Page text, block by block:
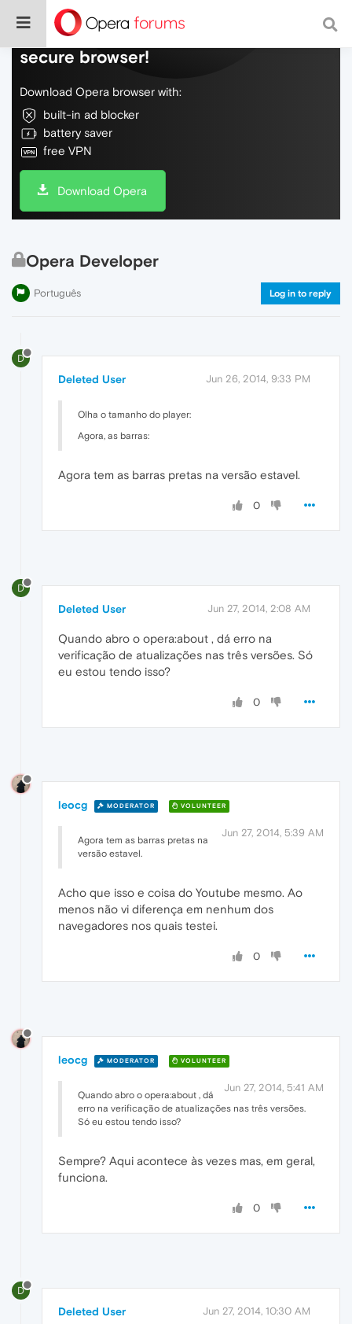
Do more on the web, with a fast and
secure browser!
Download Opera browser with:
built-in ad blocker
battery saver
free VPN
Download Opera
Opera Developer
Português Log in to reply
D
Deleted User Jun 26, 2014, 9:33 PM
Olha o tamanho do player:
Agora, as barras:
Agora tem as barras pretas na versão estavel.
0
D
Deleted User Jun 27, 2014, 2:08 AM
Quando abro o opera:about , dá erro na
verificação de atualizações nas três versões. Só
eu estou tendo isso?
0
leocg MODERATOR VOLUNTEER
Jun 27, 2014, 5:39 AM
Agora tem as barras pretas na
versão estavel.
Acho que isso e coisa do Youtube mesmo. Ao
menos não vi diferença em nenhum dos
navegadores nos quais testei.
0
leocg MODERATOR VOLUNTEER
Jun 27, 2014, 5:41 AM
Quando abro o opera:about , dá
erro na verificação de atualizações nas três versões.
Só eu estou tendo isso?
Sempre? Aqui acontece às vezes mas, em geral,
funciona.
0
D
Deleted User Jun 27, 2014, 10:30 AM